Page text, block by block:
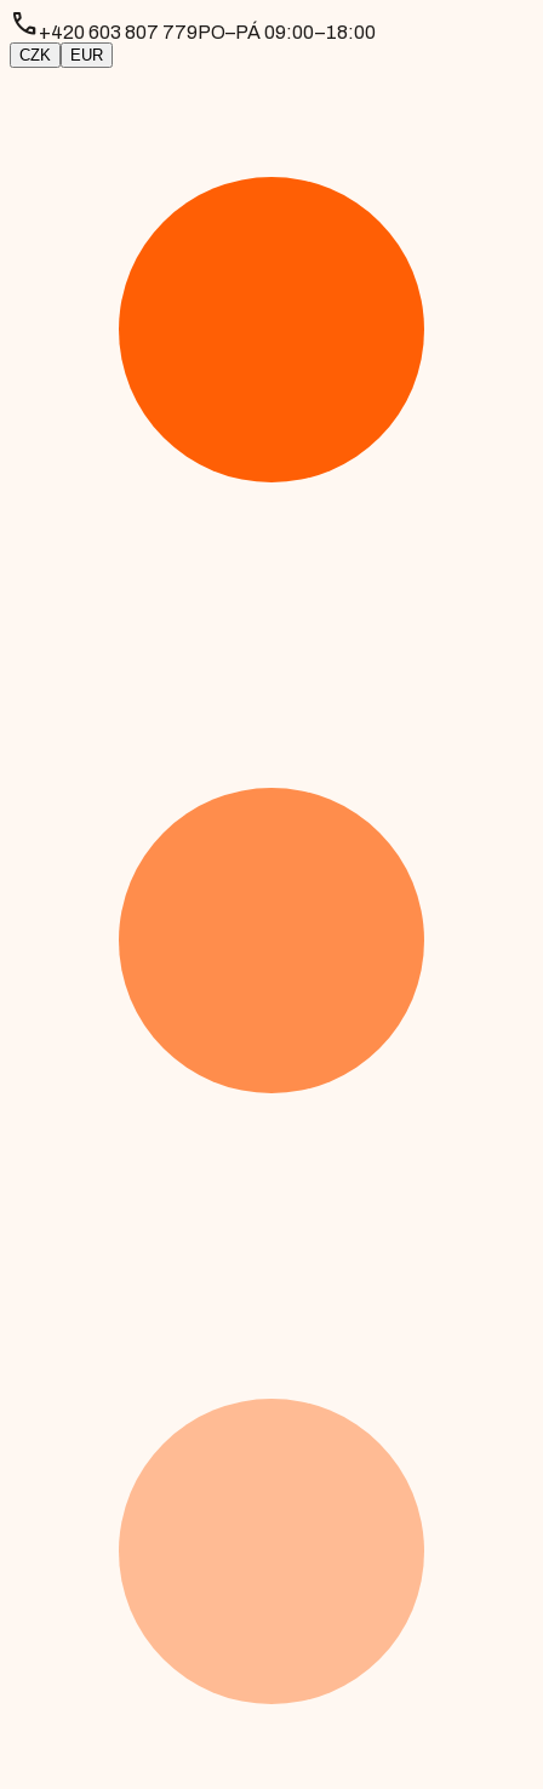
phone+420 603 807 779PO–PÁ 09:00–18:00
CZK EUR